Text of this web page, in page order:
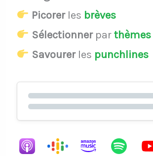
Picorerles brèves
Sélectionnerparthèmes
Savourerles punchlines